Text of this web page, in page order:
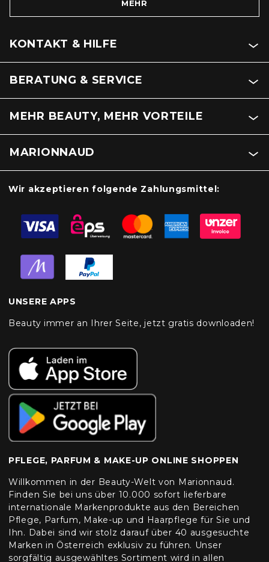
MEHR
KONTAKT & HILFE
BERATUNG & SERVICE
MEHR BEAUTY, MEHR VORTEILE
MARIONNAUD
Wir akzeptieren folgende Zahlungsmittel:
UNSERE APPS
Beauty immer an Ihrer Seite, jetzt gratis downloaden!
PFLEGE, PARFUM & MAKE-UP ONLINE SHOPPEN
Willkommen in der Beauty-Welt von Marionnaud.
Finden Sie bei uns über 10.000 sofort lieferbare
internationale Markenprodukte aus den Bereichen
Pflege, Parfum, Make-up und Haarpflege für Sie und
Ihn. Dabei sind wir stolz darauf über 40 ausgesuchte
Marken in Österreich exklusiv zu führen. Unser
sorgfältig ausgewähltes Sortiment wird in allen